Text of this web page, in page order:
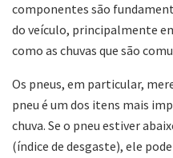
componentes são
do veículo, principalmente
como as chuvas que são
Os pneus, em particular,
pneu é um dos itens mais
chuva. Se o pneu estiver
(índice de desgaste), ele